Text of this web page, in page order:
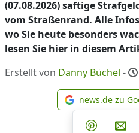
(07.08.2026) saftige
vom Straßenrand. Alle
wo Sie heute besonders
lesen Sie hier in diesem
Erstellt von Danny Büchel -
news.de zu
Teilen
Teilen